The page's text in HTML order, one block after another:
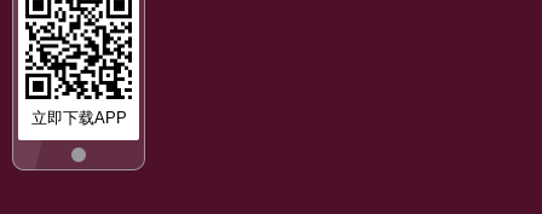
立即下载APP